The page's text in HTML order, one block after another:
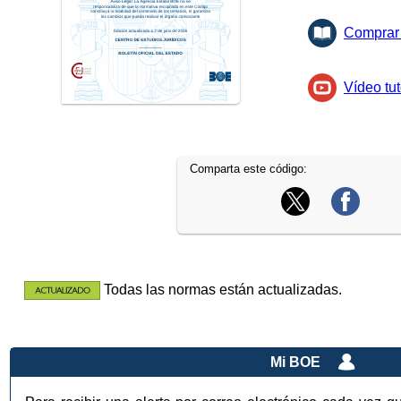
Vídeo
Comparta este código:
Todas las normas están actualizadas.
Mi BOE